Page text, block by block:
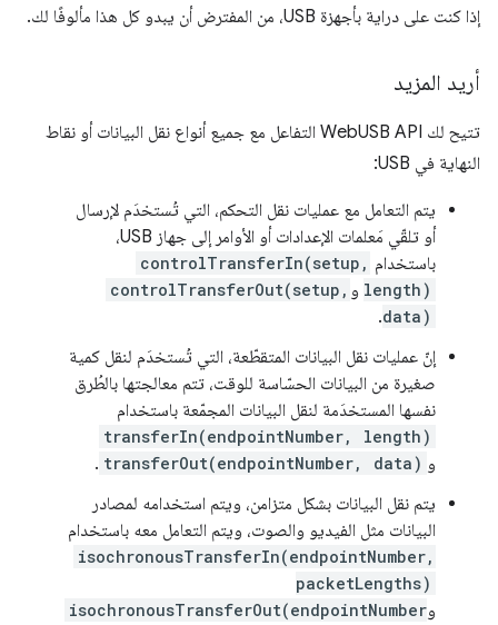
إذا كنت على دراية بأجهزة USB، من المفترض أن يبدو كل هذا مألوفًا لك.
أريد المزيد
تتيح لك WebUSB API التفاعل مع جميع أنواع نقل البيانات أو نقاط
النهاية في USB:
يتم التعامل مع عمليات نقل التحكم، التي تُستخدَم لإرسال
أو تلقّي مَعلمات الإعدادات أو الأوامر إلى جهاز USB،
باستخدام controlTransferIn(setup,
length) و controlTransferOut(setup,
data)
.
إنّ عمليات نقل البيانات المتقطّعة، التي تُستخدَم لنقل كمية
صغيرة من البيانات الحسّاسة للوقت، تتم معالجتها بالطُرق
نفسها المستخدَمة لنقل البيانات المجمّعة باستخدام
transferIn(endpointNumber, length)
و transferOut(endpointNumber, data)
.
يتم نقل البيانات بشكل متزامن، ويتم استخدامه لمصادر
البيانات مثل الفيديو والصوت، ويتم التعامل معه باستخدام
isochronousTransferIn(endpointNumber,
packetLengths)
وisochronousTransferOut(endpointNumber